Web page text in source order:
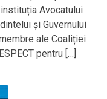
Avocatului
și Guvernului
ale Coaliției
pentru […]